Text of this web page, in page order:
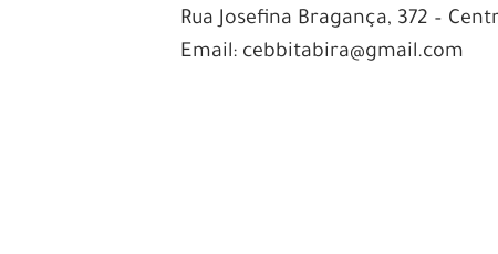
Rua Josefina Bragança, 372 –
Email: cebbitabira@gmail.com